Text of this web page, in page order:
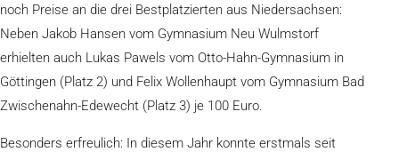
noch Preise an die drei Bestplatzierten aus Niedersachsen:
Neben Jakob Hansen vom Gymnasium Neu Wulmstorf
erhielten auch Lukas Pawels vom Otto-Hahn-Gymnasium in
Göttingen (Platz 2) und Felix Wollenhaupt vom Gymnasium Bad
Zwischenahn-Edewecht (Platz 3) je 100 Euro.
Besonders erfreulich: In diesem Jahr konnte erstmals seit